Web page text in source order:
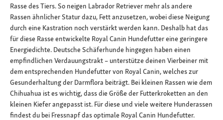
Rasse des Tiers. So neigen Labrador Retriever mehr als andere
Rassen ähnlicher Statur dazu, Fett anzusetzen, wobei diese Neigung
durch eine Kastration noch verstärkt werden kann. Deshalb hat das
für diese Rasse entwickelte Royal Canin Hundefutter eine geringere
Energiedichte. Deutsche Schäferhunde hingegen haben einen
empfindlichen Verdauungstrakt – unterstütze deinen Vierbeiner mit
dem entsprechenden Hundefutter von Royal Canin, welches zur
Gesunderhaltung der Darmflora beiträgt. Bei kleinen Rassen wie dem
Chihuahua ist es wichtig, dass die Größe der Futterkroketten an den
kleinen Kiefer angepasst ist. Für diese und viele weitere Hunderassen
findest du bei Fressnapf das optimale Royal Canin Hundefutter.